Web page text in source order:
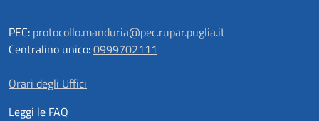
PEC: protocollo.manduria@pec.rupar.puglia.it
Centralino unico:0999702111
Orari degli Uffici
Leggi le FAQ